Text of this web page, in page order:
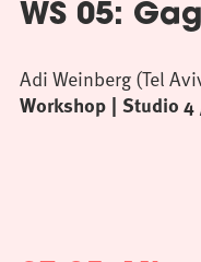
WS 05:
Workshop Studio
Adi Weinberg (Tel